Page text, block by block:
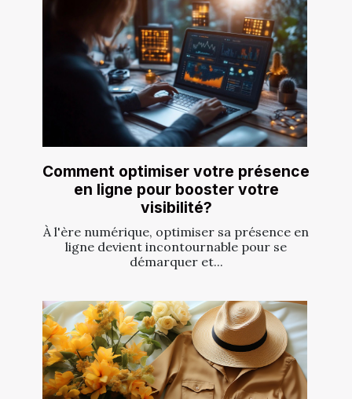
Comment optimiser votre présence
en ligne pour booster votre
visibilité?
À l'ère numérique, optimiser sa présence en
ligne devient incontournable pour se
démarquer et...